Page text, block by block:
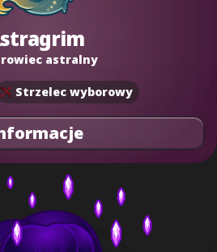
astralny
Strzelec wyborowy